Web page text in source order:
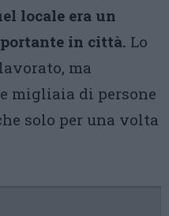
locale era un
in città. Lo
ma
migliaia di persone
solo per una volta